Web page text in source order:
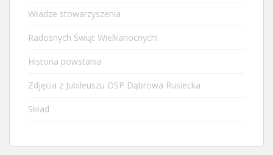
Władze stowarzyszenia
Radosnych Świąt Wielkanocnych!
Historia powstania
Zdjęcia z Jubileuszu OSP Dąbrowa Rusiecka
Skład